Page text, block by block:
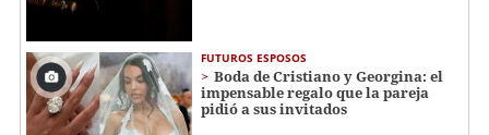
FUTUROS ESPOSOS
Boda de Cristiano y Georgina: el
impensable regalo que la pareja
pidió a sus invitados